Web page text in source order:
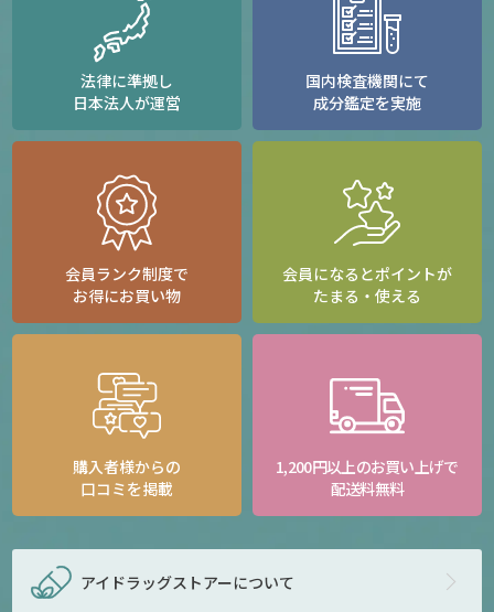
法律に準拠し
日本法人が運営
国内検査機関にて
成分鑑定を実施
会員ランク制度で
お得にお買い物
会員になるとポイントが
たまる・使える
購入者様からの
口コミを掲載
1,200円以上のお買い上げで
配送料無料
アイドラッグストアーについて